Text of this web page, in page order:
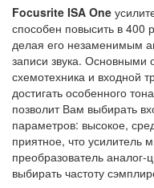
Focusrite ISA One
способен повысить в 400
делая его незаменимым
записи звука. Основными
схемотехника и входной
достигать особенного
позволит Вам выбирать
параметров: высокое,
приятное, что усилитель
преобразователь
выбирать частоту